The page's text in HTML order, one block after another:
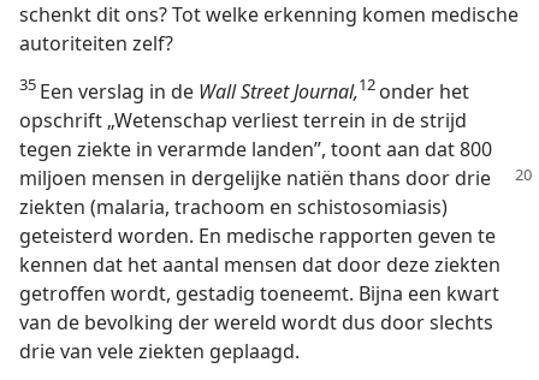
schenkt dit ons? Tot welke erkenning komen medische
autoriteiten zelf?
35 Een verslag in de Wall Street Journal,12 onder het
opschrift „Wetenschap verliest terrein in de strijd
tegen ziekte in verarmde landen”, toont aan dat 800
miljoen mensen in dergelijke natiën thans door drie
ziekten (malaria, trachoom en schistosomiasis)
geteisterd worden. En medische rapporten geven te
kennen dat het aantal mensen dat door deze ziekten
getroffen wordt, gestadig toeneemt. Bijna een kwart
van de bevolking der wereld wordt dus door slechts
drie van vele ziekten geplaagd.